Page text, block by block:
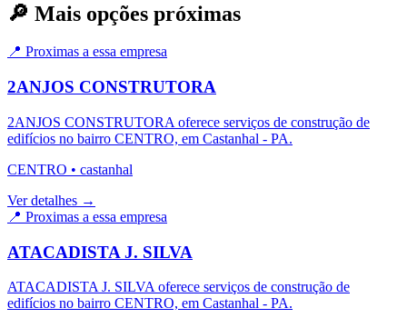
🔎 Mais opções próximas
📍 Proximas a essa empresa
2ANJOS CONSTRUTORA
2ANJOS CONSTRUTORA oferece serviços de construção de
edifícios no bairro CENTRO, em Castanhal - PA.
CENTRO • castanhal
Ver detalhes →
📍 Proximas a essa empresa
ATACADISTA J. SILVA
ATACADISTA J. SILVA oferece serviços de construção de
edifícios no bairro CENTRO, em Castanhal - PA.